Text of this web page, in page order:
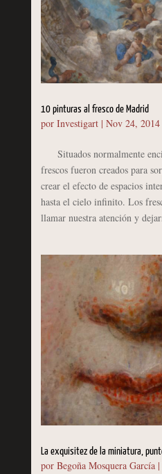
10 pinturas al fresco de Madrid
por Investigart| Nov 24, 2014
Situados normalmente
frescos fueron creados para
crear el efecto de espacios
hasta el cielo infinito. Los
llamar nuestra atención y
La exquisitez de la miniatura,
por Begoña Mosquera García|